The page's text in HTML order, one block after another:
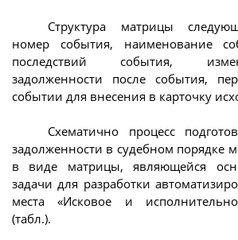
Структура матрицы
номер события, наименование
последствий события,
задолженности после события,
событии для внесения в карточку
Схематично процесс
задолженности в судебном порядке
в виде матрицы, являющейся
задачи для разработки
места «Исковое и
(табл.).